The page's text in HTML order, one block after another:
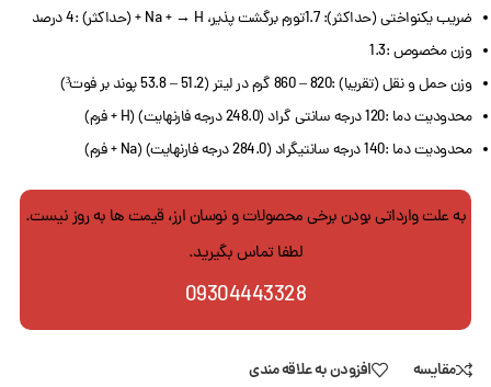
ضریب یکنواختی (حداکثر): 1.7تورم برگشت پذیر، Na + → H + (حداکثر) :4 درصد
وزن مخصوص :1.3
وزن حمل و نقل (تقریبا) :820 – 860 گرم در لیتر (51.2 – 53.8 پوند بر فوت³)
محدودیت دما :120 درجه سانتی گراد (248.0 درجه فارنهایت) (H + فرم)
محدودیت دما :140 درجه سانتیگراد (284.0 درجه فارنهایت) (Na + فرم)
به علت وارداتی بودن برخی محصولات و نوسان ارز، قیمت ها به روز نیست.
لطفا تماس بگیرید.
09304443328
مقایسه افزودن به علاقه مندی